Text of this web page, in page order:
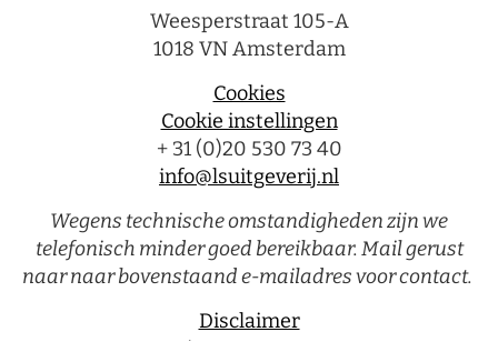
Weesperstraat 105-A
1018 VN Amsterdam
Cookies
Cookie instellingen
+ 31 (0)20 530 73 40
info@lsuitgeverij.nl
Wegens technische omstandigheden zijn we
telefonisch minder goed bereikbaar. Mail gerust
naar naar bovenstaand e-mailadres voor contact.
Disclaimer